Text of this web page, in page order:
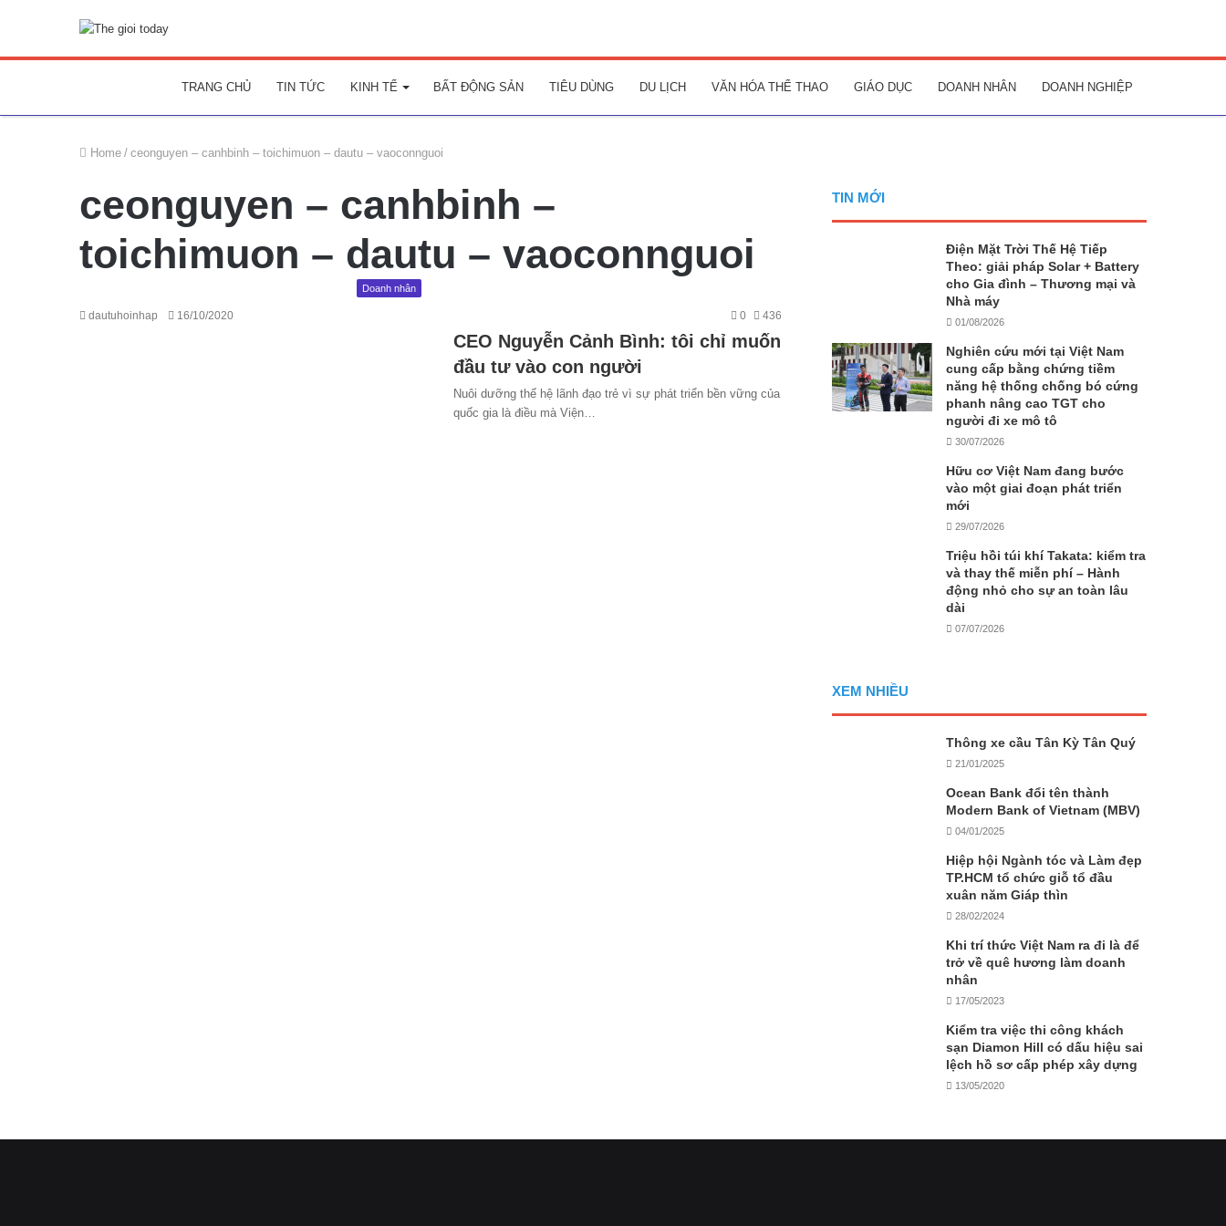
TRANG CHỦ TIN TỨC KINH TẾ BẤT ĐỘNG SẢN TIÊU DÙNG DU LỊCH VĂN HÓA THỂ THAO GIÁO DỤC DOANH NHÂN DOANH NGHIỆP
Home / ceonguyen – canhbinh – toichimuon – dautu – vaoconnguoi
ceonguyen – canhbinh –
toichimuon – dautu – vaoconnguoi
Doanh nhân
dautuhoinhap 16/10/2020 0 436
CEO Nguyễn Cảnh Bình: tôi chỉ muốn
đầu tư vào con người
Nuôi dưỡng thế hệ lãnh đạo trẻ vì sự phát triển bền vững của
quốc gia là điều mà Viện…
TIN MỚI
Điện Mặt Trời Thế Hệ Tiếp
Theo: giải pháp Solar + Battery
cho Gia đình – Thương mại và
Nhà máy
01/08/2026
Nghiên cứu mới tại Việt Nam
cung cấp bằng chứng tiềm
năng hệ thống chống bó cứng
phanh nâng cao TGT cho
người đi xe mô tô
30/07/2026
Hữu cơ Việt Nam đang bước
vào một giai đoạn phát triển
mới
29/07/2026
Triệu hồi túi khí Takata: kiểm tra
và thay thế miễn phí – Hành
động nhỏ cho sự an toàn lâu
dài
07/07/2026
XEM NHIỀU
Thông xe cầu Tân Kỳ Tân Quý
21/01/2025
Ocean Bank đổi tên thành
Modern Bank of Vietnam (MBV)
04/01/2025
Hiệp hội Ngành tóc và Làm đẹp
TP.HCM tổ chức giỗ tổ đầu
xuân năm Giáp thìn
28/02/2024
Khi trí thức Việt Nam ra đi là để
trở về quê hương làm doanh
nhân
17/05/2023
Kiểm tra việc thi công khách
sạn Diamon Hill có dấu hiệu sai
lệch hồ sơ cấp phép xây dựng
13/05/2020